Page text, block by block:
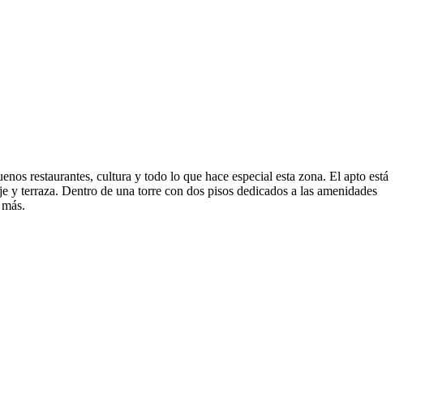
restaurantes, cultura y todo lo que hace especial esta zona. El apto está
terraza. Dentro de una torre con dos pisos dedicados a las amenidades